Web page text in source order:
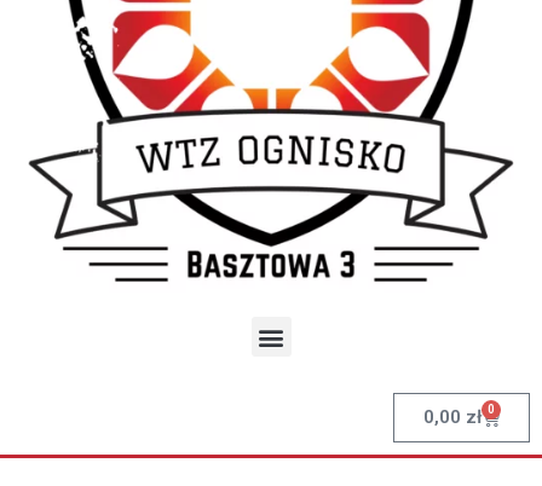
0,00 zł 0